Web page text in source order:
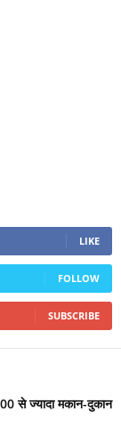
LIKE
FOLLOW
SUBSCRIBE
से ज्यादा मकान-दुकान